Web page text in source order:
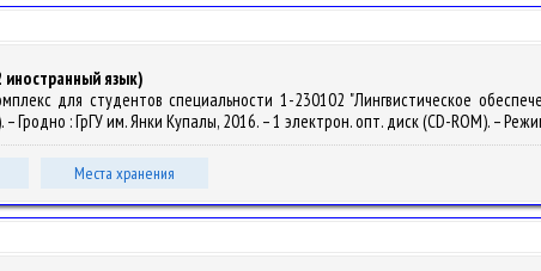
язык)
для студентов специальности 1-230102 "Лингвистическое
Гродно : ГрГУ им. Янки Купалы, 2016. – 1 электрон. опт. диск (CD-ROM). –
Места хранения